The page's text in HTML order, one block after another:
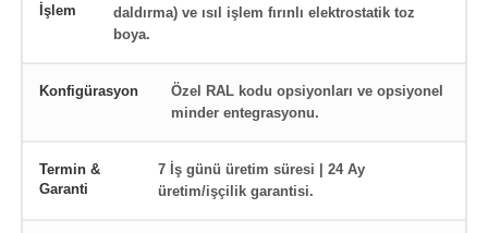
İşlem
daldırma) ve ısıl işlem fırınlı elektrostatik toz
boya.
Konfigürasyon
Özel RAL kodu opsiyonları ve opsiyonel
minder entegrasyonu.
Termin &
Garanti
7 İş günü üretim süresi | 24 Ay
üretim/işçilik garantisi.